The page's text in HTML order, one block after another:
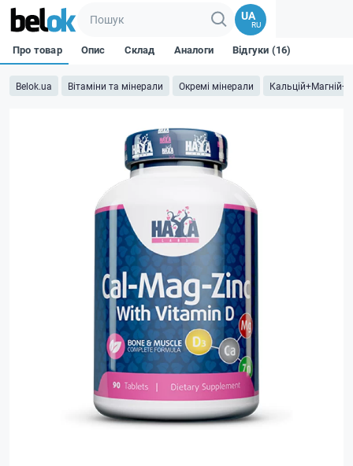
UA
RU
Belok.ua Вітаміни та мінерали Окремі мінерали
Про товар Опис Склад Аналоги Відгуки (16)